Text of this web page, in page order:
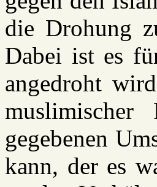
die Drohung
Dabei ist es
angedroht
gegebenen
kann, der es